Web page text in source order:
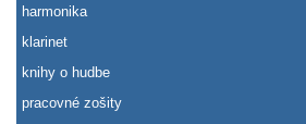
harmonika
klarinet
knihy o hudbe
pracovné zošity